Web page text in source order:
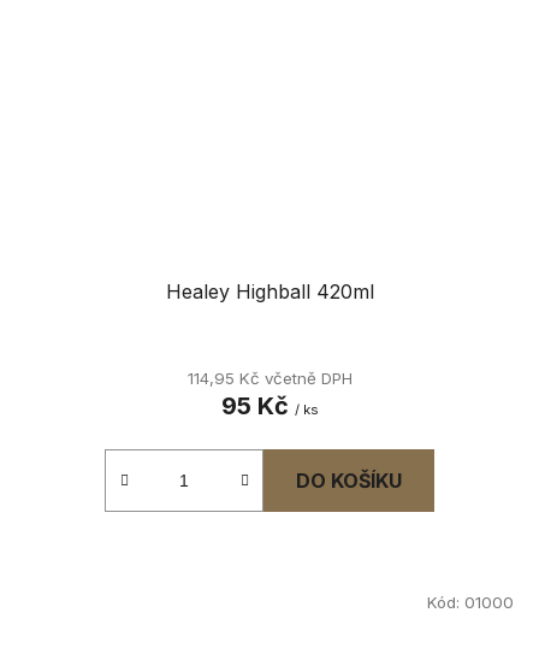
Healey Highball 420ml
114,95 Kč včetně DPH
95 Kč / ks
DO KOŠÍKU
Kód: 01000